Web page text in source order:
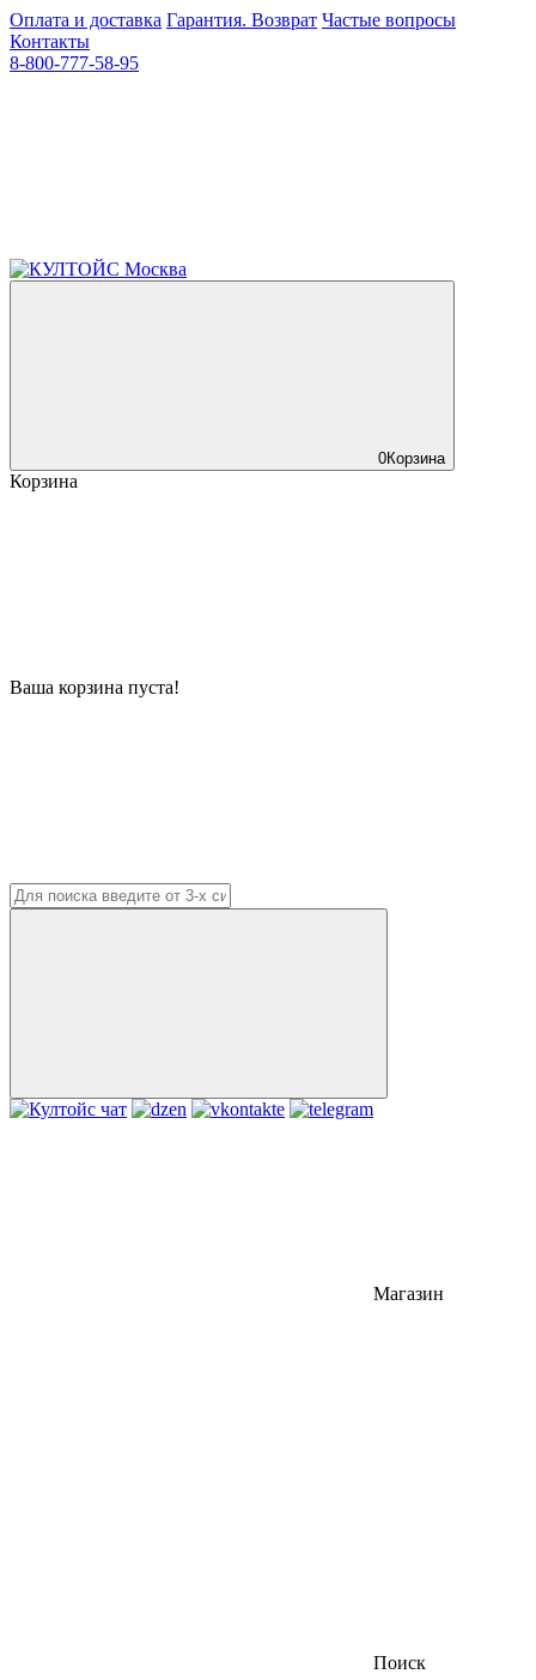
Оплата и доставка Гарантия. Возврат Частые вопросы
Контакты
8-800-777-58-95
0Корзина
Корзина
Ваша корзина пуста!
Магазин
Поиск